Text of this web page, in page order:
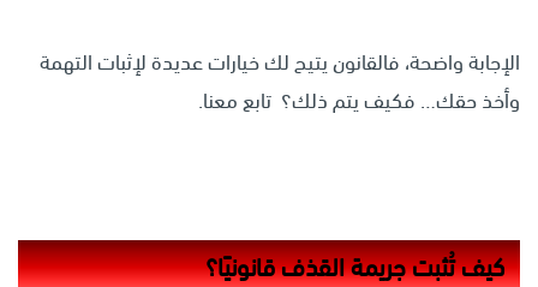
الإجابة واضحة، فالقانون يتيح لك خيارات عديدة لإثبات التهمة
وأخذ حقك… فكيف يتم ذلك؟ تابع معنا.
كيف تُثبت جريمة القذف قانونيًا؟